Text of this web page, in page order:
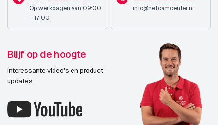
Op werkdagen van 09:00
– 17:00
info@netcamcenter.nl
Blijf op de hoogte
Interessante video's en product
updates